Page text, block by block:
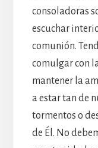
consoladoras
escuchar
comunión.
comulgar con
mantener la
a estar tan de
tormentos o
de Él. No